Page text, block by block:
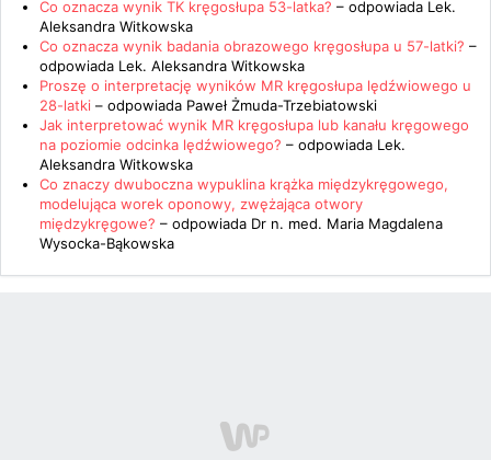
Co oznacza wynik TK kręgosłupa 53-latka? – odpowiada Lek.
Aleksandra Witkowska
Co oznacza wynik badania obrazowego kręgosłupa u 57-latki? –
odpowiada Lek. Aleksandra Witkowska
Proszę o interpretację wyników MR kręgosłupa lędźwiowego u
28-latki – odpowiada Paweł Żmuda-Trzebiatowski
Jak interpretować wynik MR kręgosłupa lub kanału kręgowego
na poziomie odcinka lędźwiowego? – odpowiada Lek.
Aleksandra Witkowska
Co znaczy dwuboczna wypuklina krążka międzykręgowego,
modelująca worek oponowy, zwężająca otwory
międzykręgowe? – odpowiada Dr n. med. Maria Magdalena
Wysocka-Bąkowska